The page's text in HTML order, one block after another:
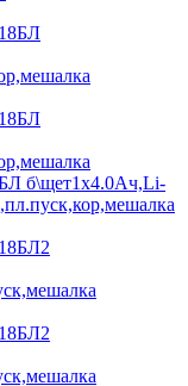
б\щет1х4.0Ач,Li-